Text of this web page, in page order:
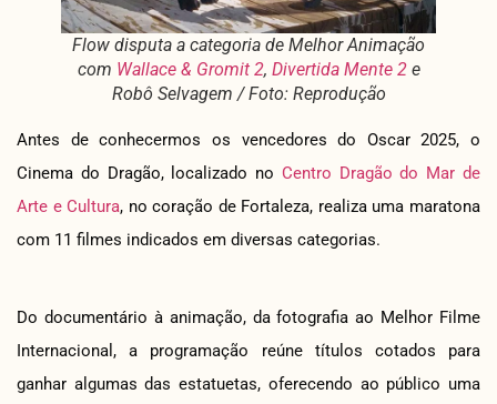
Flow disputa a categoria de Melhor Animação
com Wallace & Gromit 2, Divertida Mente 2e
Robô Selvagem / Foto: Reprodução
Antes de conhecermos os vencedores do Oscar 2025, o
Cinema do Dragão, localizado no Centro Dragão do Mar de
Arte e Cultura, no coração de Fortaleza, realiza uma maratona
com 11 filmes indicados em diversas categorias.
Do documentário à animação, da fotografia ao Melhor Filme
Internacional, a programação reúne títulos cotados para
ganhar algumas das estatuetas, oferecendo ao público uma